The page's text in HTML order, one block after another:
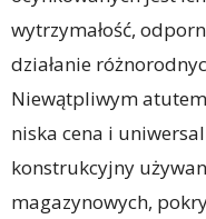
wytrzymałość,
działanie
Niewątpliwym
niska cena i
konstrukcyjny
magazynowych,